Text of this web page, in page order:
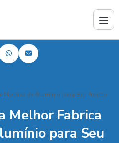
Moldes de Alumínio para Seu Projeto
Melhor Fabrica
para Seu